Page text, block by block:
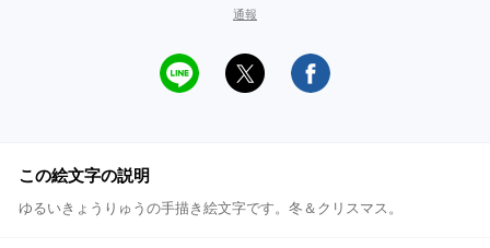
通報
この絵文字の説明
ゆるいきょうりゅうの手描き絵文字です。冬＆クリスマス。